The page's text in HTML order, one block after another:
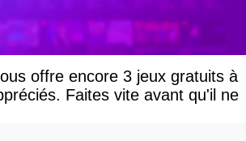
offre encore 3 jeux gratuits à
Faites vite avant qu'il ne